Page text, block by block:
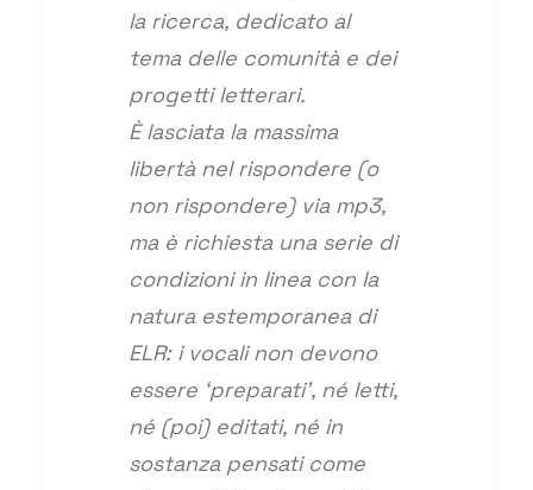
la ricerca, dedicato al
tema delle comunità e dei
progetti letterari.
È lasciata la massima
libertà nel rispondere (o
non rispondere) via mp3,
ma è richiesta una serie di
condizioni in linea con la
natura estemporanea di
ELR: i vocali non devono
essere ‘preparati’, né letti,
né (poi) editati, né in
sostanza pensati come